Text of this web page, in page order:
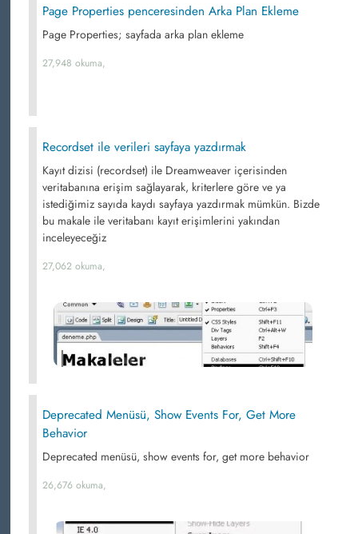
Page Properties penceresinden Arka Plan Ekleme
Page Properties; sayfada arka plan ekleme
27,948 okuma,
Recordset ile verileri sayfaya yazdırmak
Kayıt dizisi (recordset) ile Dreamweaver içerisinden
veritabanına erişim sağlayarak, kriterlere göre ve ya
istediğimiz sayıda kaydı sayfaya yazdırmak mümkün. Bizde
bu makale ile veritabanı kayıt erişimlerini yakından
inceleyeceğiz
27,062 okuma,
Deprecated Menüsü, Show Events For, Get More
Behavior
Deprecated menüsü, show events for, get more behavior
26,676 okuma,